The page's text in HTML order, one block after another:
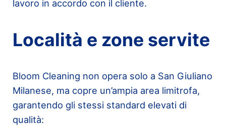
lavoro in accordo con il cliente.
Località e zone servite
Bloom Cleaning non opera solo a San Giuliano
Milanese, ma copre un’ampia area limitrofa,
garantendo gli stessi standard elevati di
qualità: